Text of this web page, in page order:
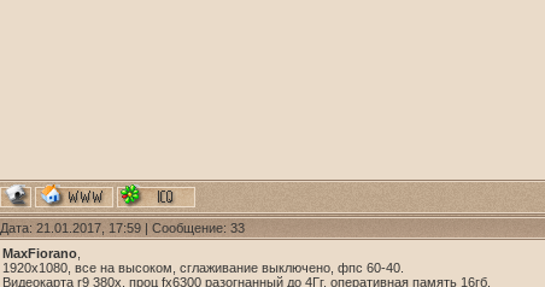
Дата: 21.01.2017, 17:59 | Сообщение: 33
MaxFiorano
1920х1080, все на высоком, сглаживание выключено, фпс 60-40.
Видеокарта r9 380x, проц fx6300 разогнанный до 4Гг, оперативная память 16гб.